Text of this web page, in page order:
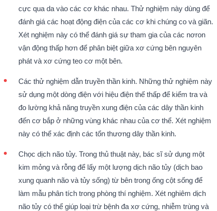
cực qua da vào các cơ khác nhau. Thử nghiệm này dùng để
đánh giá các hoạt động điện của các cơ khi chúng co và giãn.
Xét nghiệm này có thể đánh giá sự tham gia của các nơron
vận động thấp hơn để phân biệt giữa xơ cứng bên nguyên
phát và xơ cứng teo cơ một bên.
Các thử nghiệm dẫn truyền thần kinh. Những thử nghiệm này
sử dụng một dòng điện với hiệu điện thế thấp để kiểm tra và
đo lường khả năng truyền xung điện của các dây thần kinh
đến cơ bắp ở những vùng khác nhau của cơ thể. Xét nghiệm
này có thể xác định các tổn thương dây thần kinh.
Chọc dịch não tủy. Trong thủ thuật này, bác sĩ sử dụng một
kim mỏng và rỗng để lấy một lượng dịch não tủy (dịch bao
xung quanh não và tủy sống) từ bên trong ống cột sống để
làm mẫu phân tích trong phòng thí nghiệm. Xét nghiêm dịch
não tủy có thể giúp loại trừ bệnh đa xơ cứng, nhiễm trùng và